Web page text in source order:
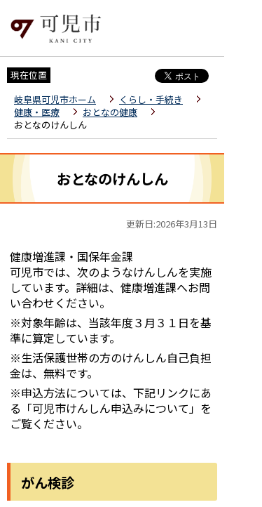
現在位置
岐阜県可児市ホーム
くらし・手続き
健康・医療
おとなの健康
おとなのけんしん
おとなのけんしん
更新日:2026年3月13日
健康増進課・国保年金課
可児市では、次のようなけんしんを実施
しています。詳細は、健康増進課へお問
い合わせください。
※対象年齢は、当該年度３月３１日を基
準に算定しています。
※生活保護世帯の方のけんしん自己負担
金は、無料です。
※申込方法については、下記リンクにあ
る「可児市けんしん申込みについて」を
ご覧ください。
がん検診